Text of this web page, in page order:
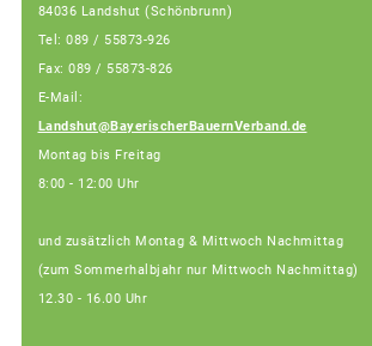
84036 Landshut (Schönbrunn)
Tel: 089 / 55873-926
Fax: 089 / 55873-826
E-Mail:
Landshut@BayerischerBauernVerband.de
Montag bis Freitag
8:00 - 12:00 Uhr
und zusätzlich Montag & Mittwoch Nachmittag
(zum Sommerhalbjahr nur Mittwoch Nachmittag)
12.30 - 16.00 Uhr